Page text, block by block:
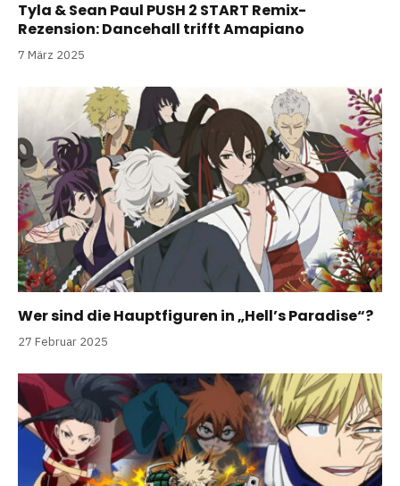
Tyla & Sean Paul PUSH 2 START Remix-
Rezension: Dancehall trifft Amapiano
7 März 2025
Wer sind die Hauptfiguren in „Hell’s Paradise“?
27 Februar 2025